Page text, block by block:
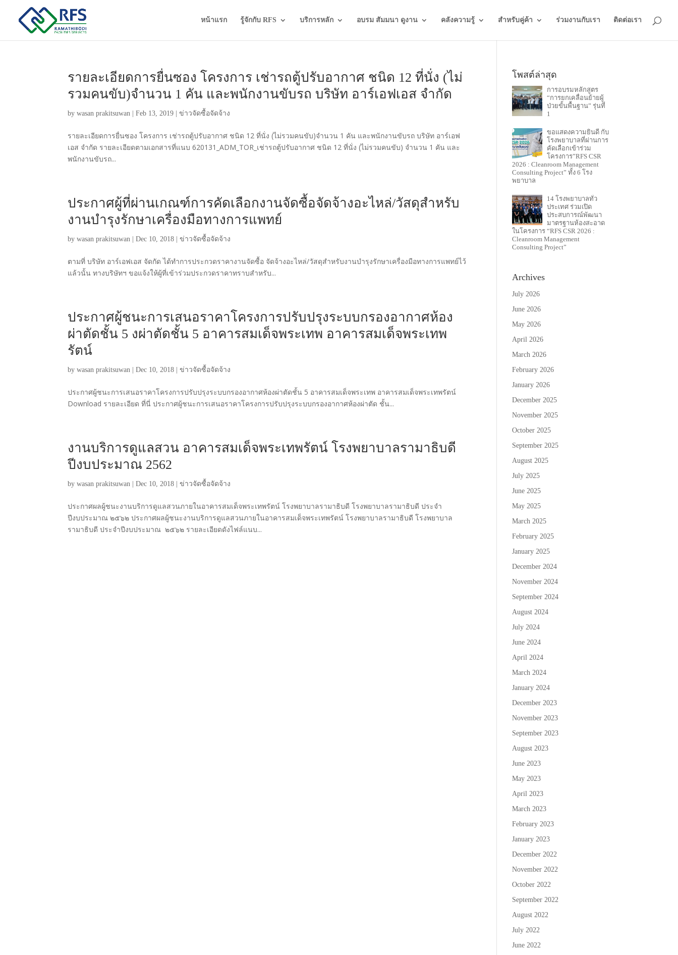
หน้าแรก รู้จักกับ RFS บริการหลัก อบรม สัมมนา ดูงาน คลังความรู้ สำหรับคู่ค้า ร่วมงานกับเรา ติดต่อเรา
รายละเอียดการยื่นซอง โครงการ เช่ารถตู้ปรับอากาศ ชนิด 12 ที่นั่ง (ไม่
รวมคนขับ)จำนวน 1 คัน และพนักงานขับรถ บริษัท อาร์เอฟเอส จำกัด
bywasan prakitsuwan |Feb 13, 2019 |ข่าวจัดซื้อจัดจ้าง
รายละเอียดการยื่นซอง โครงการ เช่ารถตู้ปรับอากาศ ชนิด 12 ที่นั่ง (ไม่รวมคนขับ)จำนวน 1 คัน และพนักงานขับรถ บริษัท อาร์เอฟ
เอส จำกัด รายละเอียดตามเอกสารที่แนบ 620131_ADM_TOR_เช่ารถตู้ปรับอากาศ ชนิด 12 ที่นั่ง (ไม่รวมคนขับ) จำนวน 1 คัน และ
พนักงานขับรถ...
ประกาศผู้ที่ผ่านเกณฑ์การคัดเลือกงานจัดซื้อจัดจ้างอะไหล่/วัสดุสำหรับ
งานบำรุงรักษาเครื่องมือทางการแพทย์
bywasan prakitsuwan |Dec 10, 2018 |ข่าวจัดซื้อจัดจ้าง
ตามที่ บริษัท อาร์เอฟเอส จัดกัด ได้ทำการประกวดราคางานจัดซื้อ จัดจ้างอะไหล่/วัสดุสำหรับงานบำรุงรักษาเครื่องมือทางการแพทย์ไว้
แล้วนั้น ทางบริษัทฯ ขอแจ้งให้ผู้ที่เข้าร่วมประกวดราคาทราบสำหรับ...
ประกาศผู้ชนะการเสนอราคาโครงการปรับปรุงระบบกรองอากาศห้อง
ผ่าตัดชั้น 5 งผ่าตัดชั้น 5 อาคารสมเด็จพระเทพ อาคารสมเด็จพระเทพ
รัตน์
bywasan prakitsuwan |Dec 10, 2018 |ข่าวจัดซื้อจัดจ้าง
ประกาศผู้ชนะการเสนอราคาโครงการปรับปรุงระบบกรองอากาศห้องผ่าตัดชั้น 5 อาคารสมเด็จพระเทพ อาคารสมเด็จพระเทพรัตน์
Download รายละเอียด ที่นี่ ประกาศผู้ชนะการเสนอราคาโครงการปรับปรุงระบบกรองอากาศห้องผ่าตัด ชั้น...
งานบริการดูแลสวน อาคารสมเด็จพระเทพรัตน์ โรงพยาบาลรามาธิบดี
ปีงบประมาณ 2562
bywasan prakitsuwan |Dec 10, 2018 |ข่าวจัดซื้อจัดจ้าง
ประกาศผลผู้ชนะงานบริการดูแลสวนภายในอาคารสมเด็จพระเทพรัตน์ โรงพยาบาลรามาธิบดี โรงพยาบาลรามาธิบดี ประจํา
ปีงบประมาณ ๒๕๖๒ ประกาศผลผู้ชนะงานบริการดูแลสวนภายในอาคารสมเด็จพระเทพรัตน์ โรงพยาบาลรามาธิบดี โรงพยาบาล
รามาธิบดี ประจําปีงบประมาณ ๒๕๖๒ รายละเอียดดังไฟล์แนบ...
โพสต์ล่าสุด
การอบรมหลักสูตร
“การยกเคลื่อนย้ายผู้
ป่วยขั้นพื้นฐาน” รุ่นที่
1
ขอแสดงความยินดี กับ
โรงพยาบาลที่ผ่านการ
คัดเลือกเข้าร่วม
โครงการ”RFS CSR
2026 : Cleanroom Management
Consulting Project” ทั้ง 6 โรง
พยาบาล
14 โรงพยาบาลทั่ว
ประเทศ ร่วมเปิด
ประสบการณ์พัฒนา
มาตรฐานห้องสะอาด
ในโครงการ “RFS CSR 2026 :
Cleanroom Management
Consulting Project”
Archives
July 2026
June 2026
May 2026
April 2026
March 2026
February 2026
January 2026
December 2025
November 2025
October 2025
September 2025
August 2025
July 2025
June 2025
May 2025
March 2025
February 2025
January 2025
December 2024
November 2024
September 2024
August 2024
July 2024
June 2024
April 2024
March 2024
January 2024
December 2023
November 2023
September 2023
August 2023
June 2023
May 2023
April 2023
March 2023
February 2023
January 2023
December 2022
November 2022
October 2022
September 2022
August 2022
July 2022
June 2022